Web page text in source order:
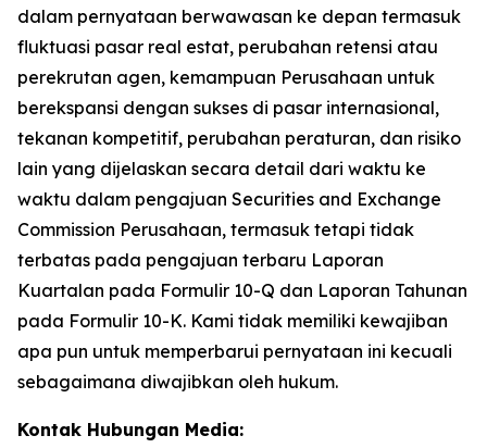
dalam pernyataan berwawasan ke depan termasuk
fluktuasi pasar real estat, perubahan retensi atau
perekrutan agen, kemampuan Perusahaan untuk
berekspansi dengan sukses di pasar internasional,
tekanan kompetitif, perubahan peraturan, dan risiko
lain yang dijelaskan secara detail dari waktu ke
waktu dalam pengajuan Securities and Exchange
Commission Perusahaan, termasuk tetapi tidak
terbatas pada pengajuan terbaru Laporan
Kuartalan pada Formulir 10-Q dan Laporan Tahunan
pada Formulir 10-K. Kami tidak memiliki kewajiban
apa pun untuk memperbarui pernyataan ini kecuali
sebagaimana diwajibkan oleh hukum.
Kontak Hubungan Media: